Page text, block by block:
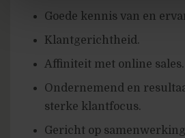
Goede kennis van en
Klantgerichtheid.
Affiniteit met online sales.
Ondernemend en
sterke klantfocus.
Gericht op